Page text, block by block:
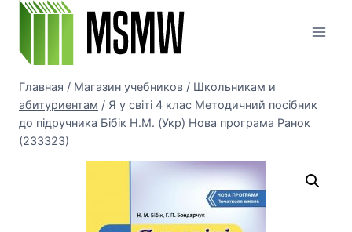
Перейти
содержимому
Главная / Магазин учебников / Школьникам и
абитуриентам / Я у світі 4 клас Методичний посібник
до підручника Бібік Н.М. (Укр) Нова програма Ранок
(233323)